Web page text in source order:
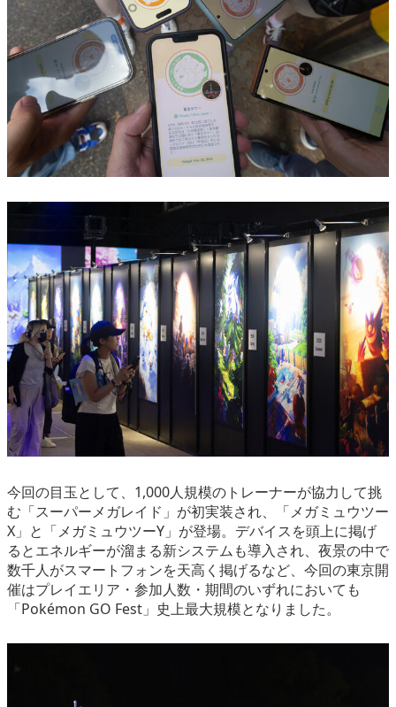
今回の目玉として、1,000人規模のトレーナーが協力して挑
む「スーパーメガレイド」が初実装され、「メガミュウツー
X」と「メガミュウツーY」が登場。デバイスを頭上に掲げ
るとエネルギーが溜まる新システムも導入され、夜景の中で
数千人がスマートフォンを天高く掲げるなど、今回の東京開
催はプレイエリア・参加人数・期間のいずれにおいても
「Pokémon GO Fest」史上最大規模となりました。